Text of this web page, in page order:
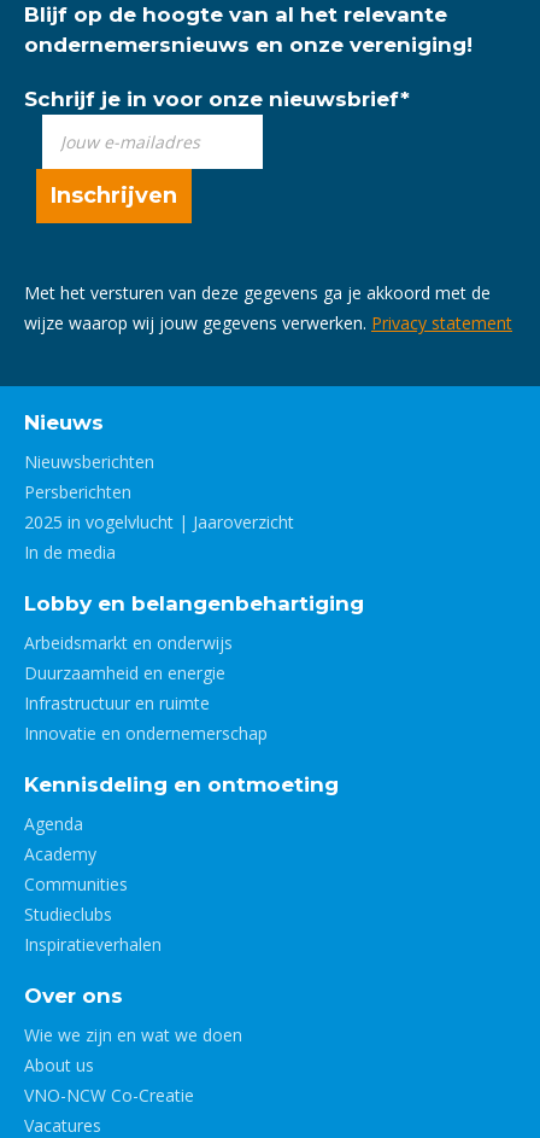
Blijf op de hoogte van al het relevante
ondernemersnieuws en onze vereniging!
Schrijf je in voor onze nieuwsbrief*
Met het versturen van deze gegevens ga je akkoord met de
wijze waarop wij jouw gegevens verwerken. Privacy statement
Nieuws
Nieuwsberichten
Persberichten
2025 in vogelvlucht | Jaaroverzicht
In de media
Lobby en belangenbehartiging
Arbeidsmarkt en onderwijs
Duurzaamheid en energie
Infrastructuur en ruimte
Innovatie en ondernemerschap
Kennisdeling en ontmoeting
Agenda
Academy
Communities
Studieclubs
Inspiratieverhalen
Over ons
Wie we zijn en wat we doen
About us
VNO-NCW Co-Creatie
Vacatures